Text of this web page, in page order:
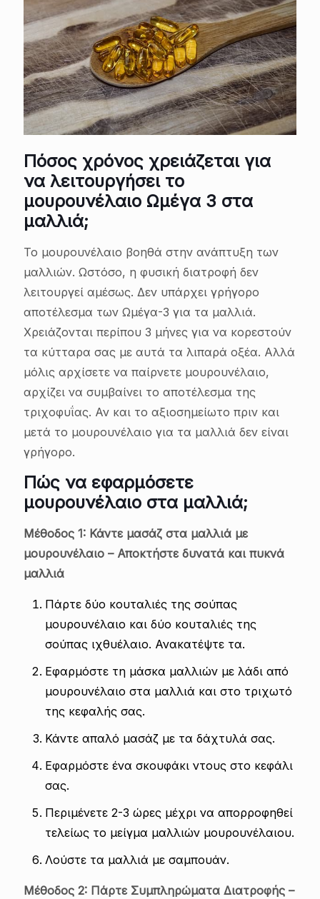
Πόσος χρόνος χρειάζεται για
να λειτουργήσει το
μουρουνέλαιο Ωμέγα 3 στα
μαλλιά;
Το μουρουνέλαιο βοηθά στην ανάπτυξη των
μαλλιών. Ωστόσο, η φυσική διατροφή δεν
λειτουργεί αμέσως. Δεν υπάρχει γρήγορο
αποτέλεσμα των Ωμέγα-3 για τα μαλλιά.
Χρειάζονται περίπου 3 μήνες για να κορεστούν
τα κύτταρα σας με αυτά τα λιπαρά οξέα. Αλλά
μόλις αρχίσετε να παίρνετε μουρουνέλαιο,
αρχίζει να συμβαίνει το αποτέλεσμα της
τριχοφυΐας. Αν και το αξιοσημείωτο πριν και
μετά το μουρουνέλαιο για τα μαλλιά δεν είναι
γρήγορο.
Πώς να εφαρμόσετε
μουρουνέλαιο στα μαλλιά;
Μέθοδος 1: Κάντε μασάζ στα μαλλιά με
μουρουνέλαιο – Αποκτήστε δυνατά και πυκνά
μαλλιά
Πάρτε δύο κουταλιές της σούπας
μουρουνέλαιο και δύο κουταλιές της
σούπας ιχθυέλαιο. Ανακατέψτε τα.
Εφαρμόστε τη μάσκα μαλλιών με λάδι από
μουρουνέλαιο στα μαλλιά και στο τριχωτό
της κεφαλής σας.
Κάντε απαλό μασάζ με τα δάχτυλά σας.
Εφαρμόστε ένα σκουφάκι ντους στο κεφάλι
σας.
Περιμένετε 2-3 ώρες μέχρι να απορροφηθεί
τελείως το μείγμα μαλλιών μουρουνέλαιου.
Λούστε τα μαλλιά με σαμπουάν.
Μέθοδος 2: Πάρτε Συμπληρώματα Διατροφής –